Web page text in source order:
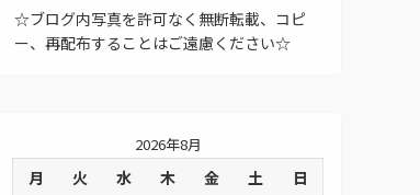
☆ブログ内写真を許可なく無断転載、コピ
ー、再配布することはご遠慮ください☆
2026年8月
月 火 水 木 金 土 日